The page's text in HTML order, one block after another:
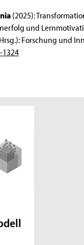
(2025):
und
Forschung und